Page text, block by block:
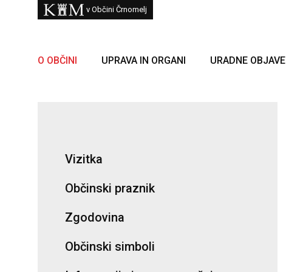
Skoči na vsebino Kam
v Občini Črnomelj
O OBČINI UPRAVA IN ORGANI URADNE OBJAVE
Vizitka
Občinski praznik
Zgodovina
Občinski simboli